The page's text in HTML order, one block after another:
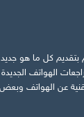
بتقديم كل ما هو
الهواتف
عن الهواتف